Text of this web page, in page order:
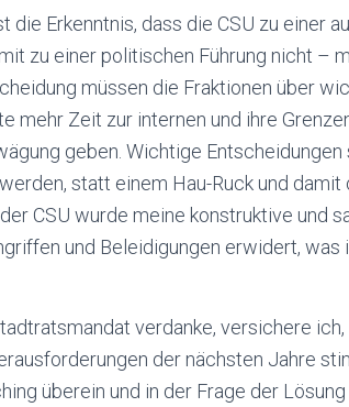
die Erkenntnis, dass die CSU zu einer
zu einer politischen Führung nicht –
müssen die Fraktionen über
mehr Zeit zur internen und ihre
geben. Wichtige
statt einem Hau-Ruck und damit
CSU wurde meine konstruktive und
und Beleidigungen erwidert,
verdanke, versichere
der nächsten Jahre
überein und in der Frage der